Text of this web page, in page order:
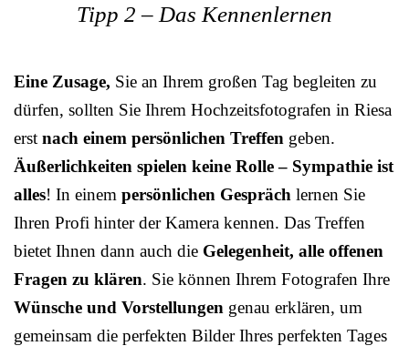
Tipp 2 – Das Kennenlernen
Eine Zusage, Sie an Ihrem großen Tag begleiten zu
dürfen, sollten Sie Ihrem Hochzeitsfotografen in Riesa
erst nach einem persönlichen Treffen geben.
Äußerlichkeiten spielen keine Rolle – Sympathie ist
alles! In einem persönlichen Gespräch lernen Sie
Ihren Profi hinter der Kamera kennen. Das Treffen
bietet Ihnen dann auch die Gelegenheit, alle offenen
Fragen zu klären. Sie können Ihrem Fotografen Ihre
Wünsche und Vorstellungen genau erklären, um
gemeinsam die perfekten Bilder Ihres perfekten Tages